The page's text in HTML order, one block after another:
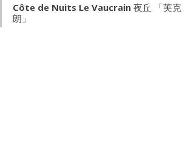
Côte de Nuits Le Vaucrain 夜丘
「芙克
朗」